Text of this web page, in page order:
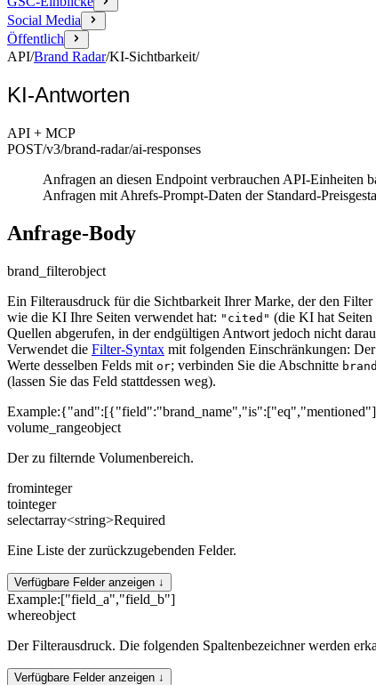
Social Media
Öffentlich
API/Brand Radar/KI-Sichtbarkeit/
KI-Antworten
API + MCP
POST/v3/brand-radar/ai-responses
Anfragen an diesen Endpoint verbrauchen API-Einheiten
Anfragen mit Ahrefs-Prompt-Daten der Standard-
Anfrage-Body
brand_filterobject
Ein Filterausdruck für die Sichtbarkeit Ihrer Marke, der den Filter
wie die KI Ihre Seiten verwendet hat: "cited" (die KI hat
Quellen abgerufen, in der endgültigen Antwort jedoch nicht
Verwendet die Filter-Syntax mit folgenden Einschränkungen:
Werte desselben Felds mit or; verbinden Sie die Abschnitte
(lassen Sie das Feld stattdessen weg).
Example:
volume_rangeobject
Der zu filternde Volumenbereich.
frominteger
tointeger
selectarray<string>Required
Eine Liste der zurückzugebenden Felder.
Verfügbare Felder anzeigen ↓
Example:["field_a","field_b"]
whereobject
Der Filterausdruck. Die folgenden Spaltenbezeichner werden
Verfügbare Felder anzeigen ↓